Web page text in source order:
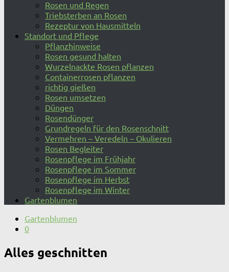
Rosen und Regen
Triebsterben an Rosen
Rezeptur von Hausmitteln
Standort und Pflege
Pflanzhinweise
Rosen gesund halten
Wurzelnackte Rosen pflanzen
Containerrosen pflanzen
richtig gießen
Rosen umsetzen
Düngen
Rosendünger
Grundregeln für den Rosenschnitt
Vermehren – Veredeln – Okulieren
Rosen Begleiter
Rosenpflege im Frühjahr
Rosenpflege im Sommer
Rosenpflege im Herbst
Rosenpflege im Winter
Gartenblumen
Gartenblumen
0
Alles geschnitten